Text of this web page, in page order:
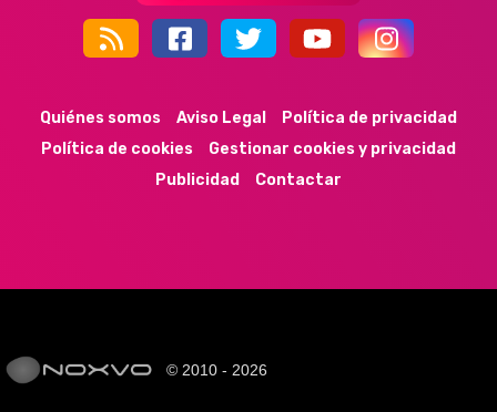
Quiénes somos Aviso Legal
Política de privacidad
Política de cookies
Gestionar cookies y privacidad
Publicidad
Contactar
© 2010 - 2026